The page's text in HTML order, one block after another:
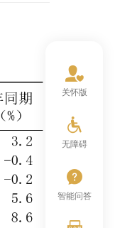
关怀版
无障碍
智能问答